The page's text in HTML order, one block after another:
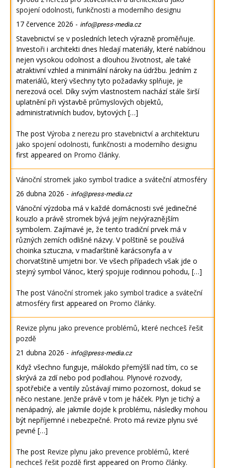
spojení odolnosti, funkčnosti a moderního designu
17 července 2026 - info@press-media.cz
Stavebnictví se v posledních letech výrazně proměňuje.
Investoři i architekti dnes hledají materiály, které nabídnou
nejen vysokou odolnost a dlouhou životnost, ale také
atraktivní vzhled a minimální nároky na údržbu. Jedním z
materiálů, který všechny tyto požadavky splňuje, je
nerezová ocel. Díky svým vlastnostem nachází stále širší
uplatnění při výstavbě průmyslových objektů,
administrativních budov, bytových […]
The post Výroba z nerezu pro stavebnictví a architekturu
jako spojení odolnosti, funkčnosti a moderního designu
first appeared on Promo články.
Vánoční stromek jako symbol tradice a sváteční atmosféry
26 dubna 2026 - info@press-media.cz
Vánoční výzdoba má v každé domácnosti své jedinečné
kouzlo a právě stromek bývá jejím nejvýraznějším
symbolem. Zajímavé je, že tento tradiční prvek má v
různých zemích odlišné názvy. V polštině se používá
choinka sztuczna, v maďarštině karácsonyfa a v
chorvatštině umjetni bor. Ve všech případech však jde o
stejný symbol Vánoc, který spojuje rodinnou pohodu, […]
The post Vánoční stromek jako symbol tradice a sváteční
atmosféry first appeared on Promo články.
Revize plynu jako prevence problémů, které nechceš řešit
pozdě
21 dubna 2026 - info@press-media.cz
Když všechno funguje, málokdo přemýšlí nad tím, co se
skrývá za zdí nebo pod podlahou. Plynové rozvody,
spotřebiče a ventily zůstávají mimo pozornost, dokud se
něco nestane. Jenže právě v tom je háček. Plyn je tichý a
nenápadný, ale jakmile dojde k problému, následky mohou
být nepříjemné i nebezpečné. Proto má revize plynu své
pevné […]
The post Revize plynu jako prevence problémů, které
nechceš řešit pozdě first appeared on Promo články.